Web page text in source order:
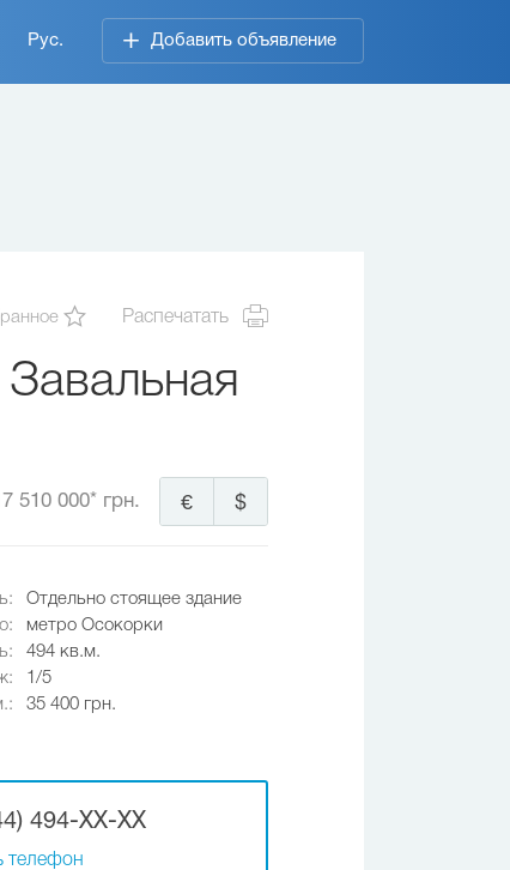
Рус. Добавить объявление
Распечатать
510 000* грн. $
€
Отдельно стоящее здание
метро Осокорки
494 кв.м.
1/5
35 400 грн.
494-XX-XX
телефон